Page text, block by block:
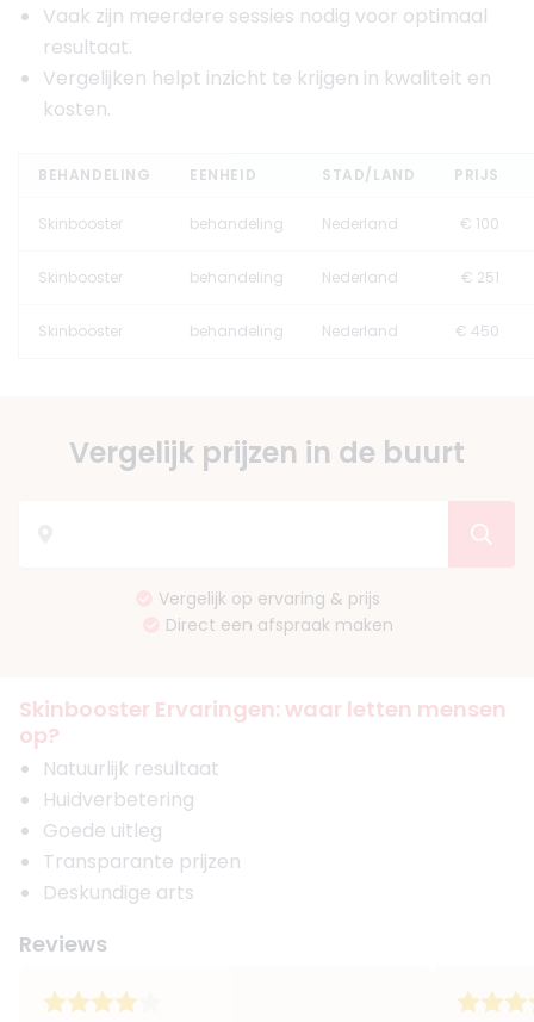
Vaak zijn meerdere sessies nodig voor optimaal
resultaat.
Vergelijken helpt inzicht te krijgen in kwaliteit en
kosten.
BEHANDELING EENHEID STAD/LAND PRIJS
Skinbooster behandeling Nederland € 100
Skinbooster behandeling Nederland € 251
Skinbooster behandeling Nederland € 450
Vergelijk prijzen in de buurt
Vergelijk op ervaring & prijs
Direct een afspraak maken
Skinbooster Ervaringen: waar letten mensen
op?
Natuurlijk resultaat
Huidverbetering
Goede uitleg
Transparante prijzen
Deskundige arts
Reviews